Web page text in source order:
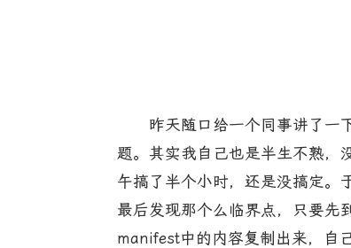
昨天随口给一个同事讲了一下
题。其实我自己也是半生不熟，
午搞了半个小时，还是没搞定。
最后发现那个么临界点，只要先
manifest中的内容复制出来，自